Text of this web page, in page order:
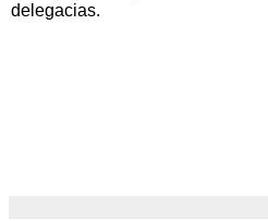
delegacias.